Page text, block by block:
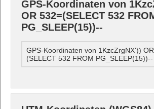
GPS-Koordinaten von
OR 532=(SELECT 532
PG_SLEEP(15))--
GPS-Koordinaten von 1KzcZrgNX'))
(SELECT 532 FROM PG_SLEEP(15))--